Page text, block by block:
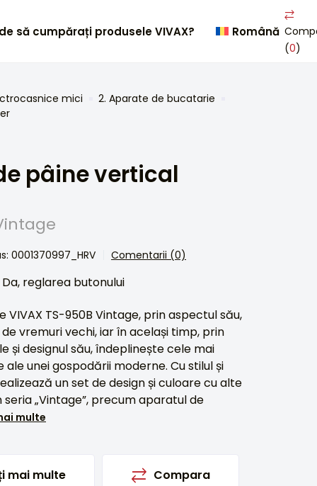
să cumpărați produsele VIVAX? Română
(0)
mici
2. Aparate de bucatarie
pâine vertical
0001370997_HRV Comentarii (0)
reglarea butonului
VIVAX TS-950B Vintage, prin aspectul său,
vremuri vechi, iar în același timp, prin
și designul său, îndeplinește cele mai
unei gospodării moderne. Cu stilul și
un set de design și culoare cu alte
seria „Vintage”, precum aparatul de
multe
mai multe Compara